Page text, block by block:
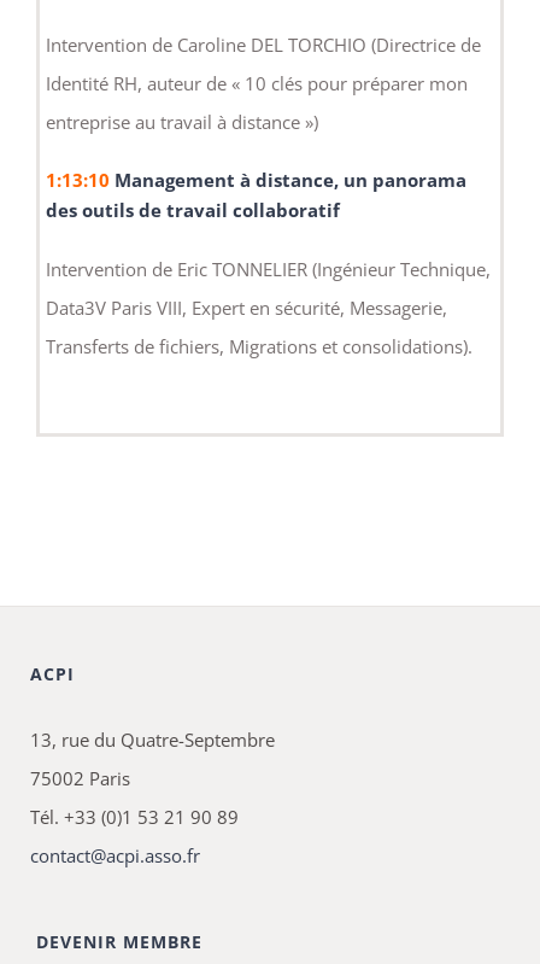
Intervention de Caroline DEL TORCHIO (Directrice de
Identité RH, auteur de « 10 clés pour préparer mon
entreprise au travail à distance »)
1:13:10 Management à distance, un panorama
des outils de travail collaboratif
Intervention de Eric TONNELIER (Ingénieur Technique,
Data3V Paris VIII, Expert en sécurité, Messagerie,
Transferts de fichiers, Migrations et consolidations).
ACPI
13, rue du Quatre-Septembre
75002 Paris
Tél. +33 (0)1 53 21 90 89
contact@acpi.asso.fr
DEVENIR MEMBRE